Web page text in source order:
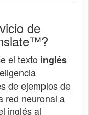
de
el texto inglés
de ejemplos de
red neuronal a
inglés al